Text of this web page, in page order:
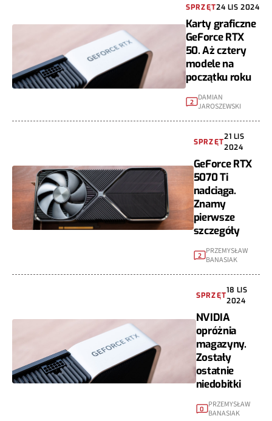
SPRZĘT24 LIS 2024
Karty graficzne
GeForce RTX
50. Aż cztery
modele na
początku roku
2 DAMIAN
JAROSZEWSKI
SPRZĘT
21 LIS
2024
GeForce RTX
5070 Ti
nadciąga.
Znamy
pierwsze
szczegóły
2 PRZEMYSŁAW
BANASIAK
SPRZĘT
18 LIS
2024
NVIDIA
opróżnia
magazyny.
Zostały
ostatnie
niedobitki
0 PRZEMYSŁAW
BANASIAK